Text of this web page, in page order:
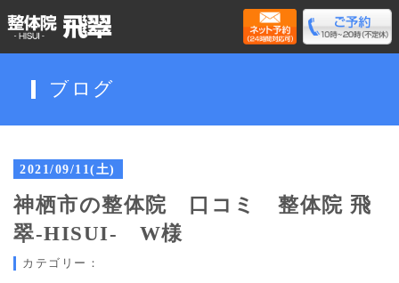
ブログ
2021/09/11(土)
神栖市の整体院 口コミ 整体院 飛
翠-HISUI- W様
カテゴリー：